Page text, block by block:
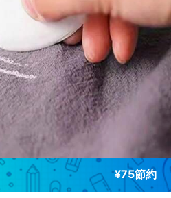
¥75節約